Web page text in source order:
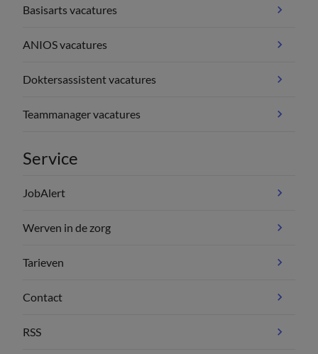
Basisarts vacatures
ANIOS vacatures
Doktersassistent vacatures
Teammanager vacatures
Service
JobAlert
Werven in de zorg
Tarieven
Contact
RSS